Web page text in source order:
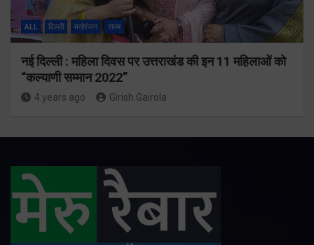
ALL दिल्ली मनोरंजन राज्य
नई दिल्ली : महिला दिवस पर उत्तराखंड की इन 11 महिलाओं को
“कल्याणी सम्मान 2022”
4 years ago Girish Gairola